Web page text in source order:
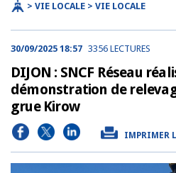
> VIE LOCALE > VIE LOCALE
30/09/2025 18:57 3356 LECTURES
DIJON : SNCF Réseau
démonstration de
grue Kirow
IMPRIMER